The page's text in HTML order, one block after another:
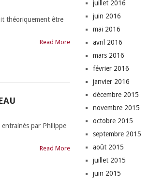
théoriquement être
Read More
par Philippe
Read More
juillet 2016
juin 2016
mai 2016
avril 2016
mars 2016
février 2016
janvier 2016
décembre 2015
novembre 2015
octobre 2015
septembre 2015
août 2015
juillet 2015
juin 2015